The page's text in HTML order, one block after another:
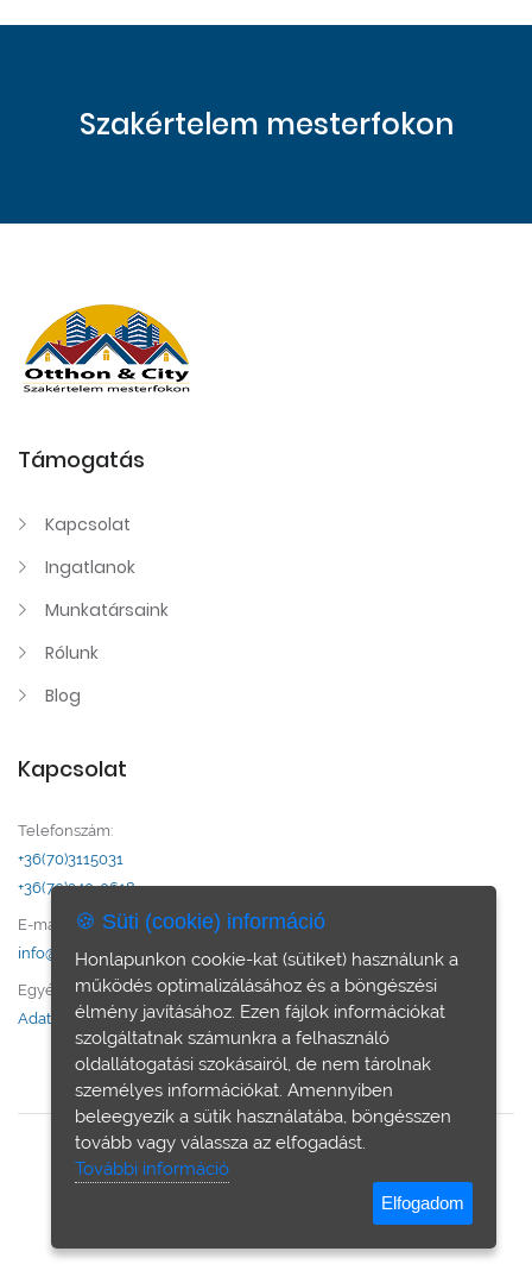
Szakértelem mesterfokon
Támogatás
Kapcsolat
Ingatlanok
Munkatársaink
Rólunk
Blog
Kapcsolat
Telefonszám:
+36(70)3115031
+36(70)240-0618
E-mail:
info@otthon-city.hu
Egyéb:
Adatvédelem
© Otthon & City ingatlan iroda - Minden jog fenntartva.
🍪 Süti (cookie) információ
Honlapunkon cookie-kat (sütiket) használunk a
működés optimalizálásához és a böngészési
élmény javításához. Ezen fájlok információkat
szolgáltatnak számunkra a felhasználó
oldallátogatási szokásairól, de nem tárolnak
személyes információkat. Amennyiben
beleegyezik a sütik használatába, böngésszen
tovább vagy válassza az elfogadást.
További információ
Elfogadom